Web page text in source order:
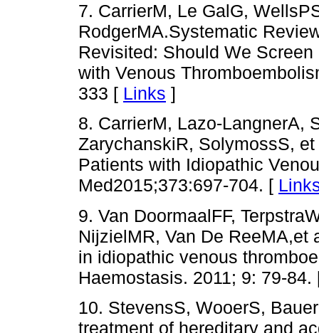
7. CarrierM, Le GalG,
RodgerMA.Systematic
Revisited: Should We
with Venous
333 [ Links ]
8. CarrierM, Lazo-LangnerA,
ZarychanskiR, SolymossS,
Patients with Idiopathic
Med2015;373:697-704. [
9. Van DoormaalFF,
NijzielMR, Van De
in idiopathic venous
Haemostasis. 2011; 9: 79-
10. StevensS, WooerS,
treatment of hereditary and